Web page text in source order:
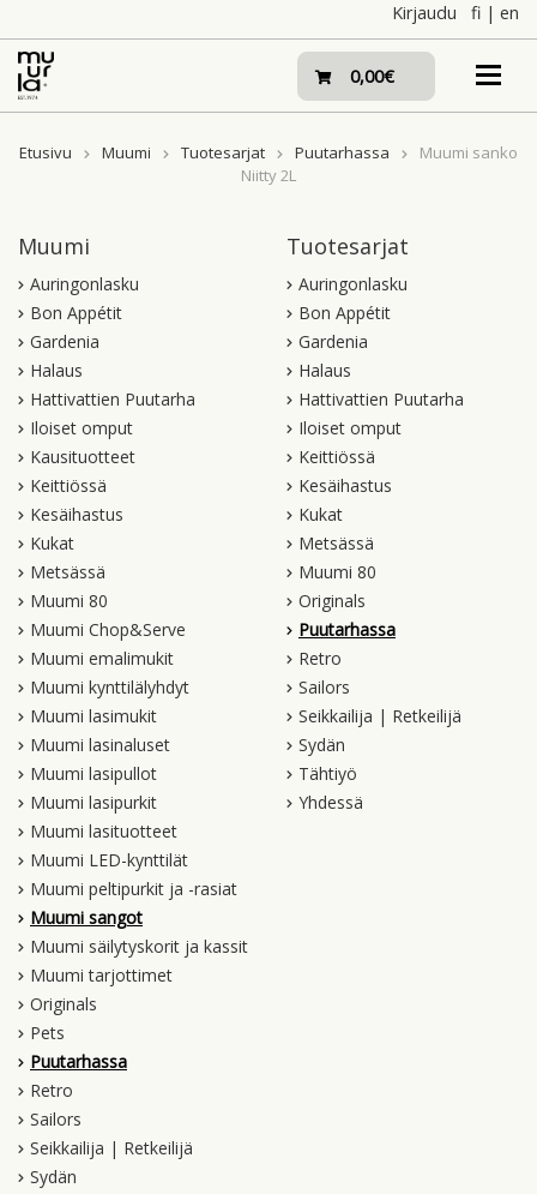
to
content
Kirjaudu fi | en
0,00€
Etusivu Muumi Tuotesarjat Puutarhassa
Muumi sanko
Niitty 2L
Muumi
Auringonlasku
Bon Appétit
Gardenia
Halaus
Hattivattien Puutarha
Iloiset omput
Kausituotteet
Keittiössä
Kesäihastus
Kukat
Metsässä
Muumi 80
Muumi Chop&Serve
Muumi emalimukit
Muumi kynttilälyhdyt
Muumi lasimukit
Muumi lasinaluset
Muumi lasipullot
Muumi lasipurkit
Muumi lasituotteet
Muumi LED-kynttilät
Muumi peltipurkit ja -rasiat
Muumi sangot
Muumi säilytyskorit ja kassit
Muumi tarjottimet
Originals
Pets
Puutarhassa
Retro
Sailors
Seikkailija | Retkeilijä
Sydän
Tuotesarjat
Auringonlasku
Bon Appétit
Gardenia
Halaus
Hattivattien Puutarha
Iloiset omput
Keittiössä
Kesäihastus
Kukat
Metsässä
Muumi 80
Originals
Puutarhassa
Retro
Sailors
Seikkailija | Retkeilijä
Sydän
Tähtiyö
Yhdessä